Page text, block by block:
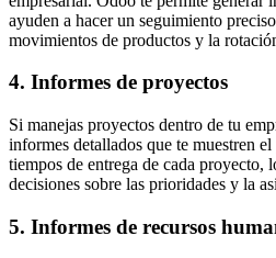
ayuden a hacer un seguimiento
movimientos de productos y la
4. Informes de proyectos
Si manejas proyectos dentro de tu
informes detallados que te muestren
tiempos de entrega de cada proyecto,
decisiones sobre las prioridades y la
5. Informes de recursos